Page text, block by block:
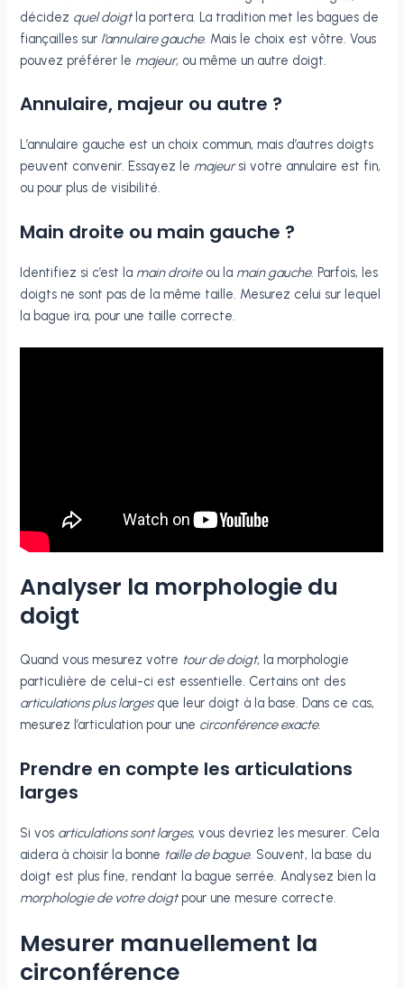
décidez quel doigtla portera. La tradition met les bagues de
fiançailles sur l’annulaire gauche. Mais le choix est vôtre. Vous
pouvez préférer le majeur, ou même un autre doigt.
Annulaire, majeur ou autre ?
L’annulaire gauche est un choix commun, mais d’autres doigts
peuvent convenir. Essayez le majeursi votre annulaire est fin,
ou pour plus de visibilité.
Main droite ou main gauche ?
Identifiez si c’est la main droiteou la main gauche. Parfois, les
doigts ne sont pas de la même taille. Mesurez celui sur lequel
la bague ira, pour une taille correcte.
Analyser la morphologie du
doigt
Quand vous mesurez votre tour de doigt, la morphologie
particulière de celui-ci est essentielle. Certains ont des
articulations plus largesque leur doigt à la base. Dans ce cas,
mesurez l’articulation pour une circonférence exacte.
Prendre en compte les articulations
larges
Si vos articulations sont larges, vous devriez les mesurer. Cela
aidera à choisir la bonne taille de bague. Souvent, la base du
doigt est plus fine, rendant la bague serrée. Analysez bien la
morphologie de votre doigtpour une mesure correcte.
Mesurer manuellement la
circonférence